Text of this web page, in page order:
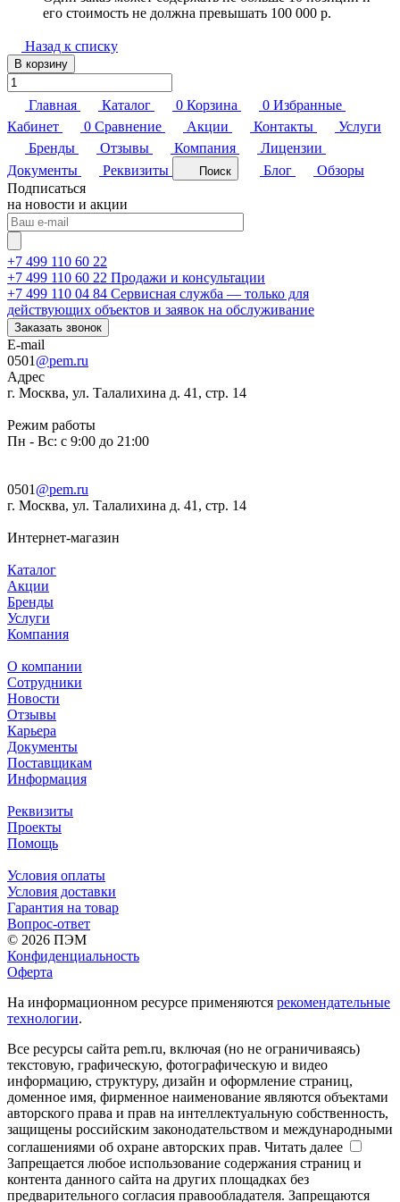
его стоимость не должна превышать 100 000 р.
Назад к списку
В корзину
Главная Каталог 0 Корзина 0 Избранные
Кабинет
0 Сравнение Акции Контакты
Услуги
Бренды
Отзывы Компания
Лицензии
Документы
Реквизиты Поиск Блог
Обзоры
Подписаться
на новости и акции
+7 499 110 60 22
+7 499 110 60 22 Продажи и консультации
+7 499 110 04 84 Сервисная служба — только для
действующих объектов и заявок на обслуживание
Заказать звонок
E-mail
0501 @pem.ru
Адрес
г. Москва, ул. Талалихина д. 41, стр. 14
Режим работы
Пн - Вс: с 9:00 до 21:00
0501 @pem.ru
г. Москва, ул. Талалихина д. 41, стр. 14
Интернет-магазин
Каталог
Акции
Бренды
Услуги
Компания
О компании
Сотрудники
Новости
Отзывы
Карьера
Документы
Поставщикам
Информация
Реквизиты
Проекты
Помощь
Условия оплаты
Условия доставки
Гарантия на товар
Вопрос-ответ
© 2026 ПЭМ
Конфиденциальность
Оферта
На информационном ресурсе применяются рекомендательные
технологии.
Все ресурсы сайта pem.ru, включая (но не ограничиваясь)
текстовую, графическую, фотографическую и видео
информацию, структуру, дизайн и оформление страниц,
доменное имя, фирменное наименование являются объектами
авторского права и прав на интеллектуальную собственность,
защищены российским законодательством и международными
соглашениями об охране авторских прав. Читать далее
Запрещается любое использование содержания страниц и
контента данного сайта на других площадках без
предварительного согласия правообладателя. Запрещаются